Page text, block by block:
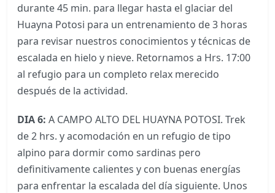
durante 45 min. para llegar hasta el glaciar del
Huayna Potosi para un entrenamiento de 3 horas
para revisar nuestros conocimientos y técnicas de
escalada en hielo y nieve. Retornamos a Hrs. 17:00
al refugio para un completo relax merecido
después de la actividad.
DIA 6: A CAMPO ALTO DEL HUAYNA POTOSI. Trek
de 2 hrs. y acomodación en un refugio de tipo
alpino para dormir como sardinas pero
definitivamente calientes y con buenas energías
para enfrentar la escalada del día siguiente. Unos